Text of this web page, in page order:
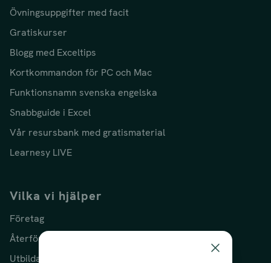
Övningsuppgifter med facit
Gratiskurser
Blogg med Exceltips
Kortkommandon för PC och Mac
Funktionsnamn svenska engelska
Snabbguide i Excel
Vår resursbank med gratismaterial
Learnesy LIVE
Vilka vi hjälper
Företag
Återförsäljare
Utbildare